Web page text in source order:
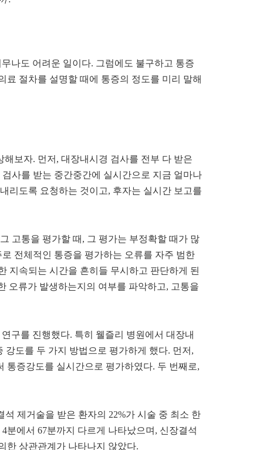
나도 어려운 일이다. 그럼에도 불구하고 통증
절차를 설명할 때에 통증의 정도를 미리 말해
해보자. 먼저 , 대장내시경 검사를 전부 다 받은
사를 받는 중간중간에 실시간으로 지금 얼마나
리도록 요청하는 것이고, 후자는 실시간 보고를
고통을 평가할 때 , 그 평가는 부정확할 때가 많
전체적인 통증을 평가하는 오류를 자주 범한
지속되는 시간을 흔히들 무시하고 판단하게 된
오류가 발생하는지의 여부를 파악하고, 고통을
구를 진행했다. 특히 웰즐리 병원에서 대장내
강도를 두 가지 방법으로 평가하게 했다. 먼저 ,
통증강도를 실시간으로 평가하였다. 두 번째로,
석 제거술을 받은 환자의 22%가 시술 중 최소 한
4분에서 67분까지 다르게 나타났으며 , 신장결석
한 상관관계가 나타나지 않았다.